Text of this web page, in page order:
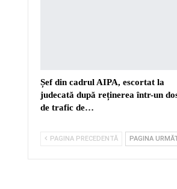
Șef din cadrul AIPA, escortat la
judecată după reținerea într-un
de trafic de…
PAGINA PRECEDENTĂ PAGINA